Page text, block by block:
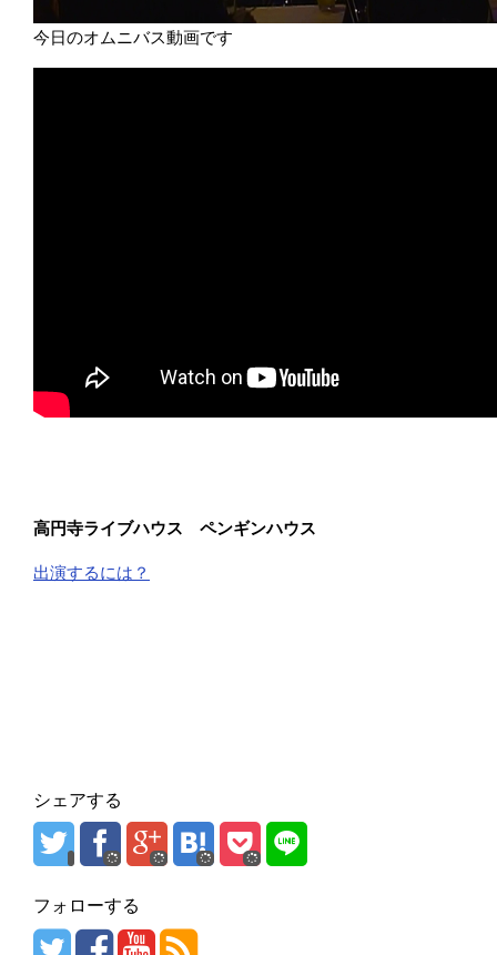
今日のオムニバス動画です
高円寺ライブハウス ペンギンハウス
出演するには？
シェアする
フォローする